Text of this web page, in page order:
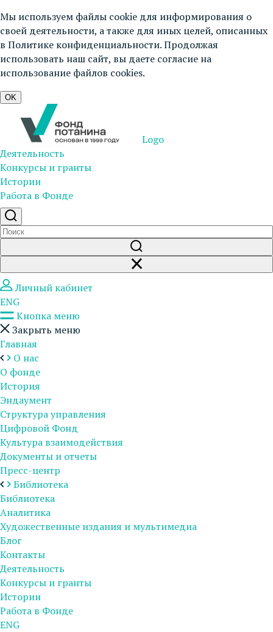
Мы используем файлы cookie для информирования о
своей деятельности, а также для иных целей, описанных
в Политике конфиденциальности. Продолжая
использовать наш сайт, вы даете согласие на
использование файлов cookies.
OK
Logo
Деятельность
Конкурсы и гранты
Истории
Работа в Фонде
Личный кабинет
ENG
Кнопка меню
Закрыть меню
Главная
О нас
О фонде
История
Эндаумент
Структура управления
Цифровой Фонд
Культура взаимодействия
Документы и отчеты
Пресс-центр
Библиотека
Библиотека
Аналитика
Художественные издания и мультимедиа
Блог
Контакты
Деятельность
Конкурсы и гранты
Истории
Работа в Фонде
ENG